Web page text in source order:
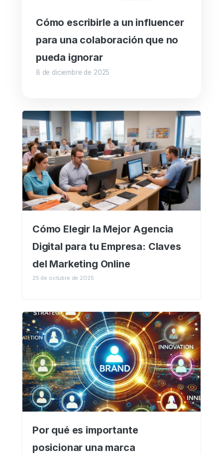
Cómo escribirle a un influencer
para una colaboración que no
pueda ignorar
8 de diciembre de 2025
Cómo Elegir la Mejor Agencia
Digital para tu Empresa: Claves
del Marketing Online
25 de octubre de 2025
Por qué es importante
posicionar una marca